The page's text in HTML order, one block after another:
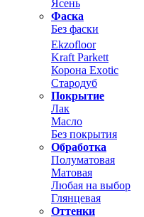
Ясень
Фаска
Без фаски
Ekzofloor
Kraft Parkett
Корона Exotic
Стародуб
Покрытие
Лак
Масло
Без покрытия
Обработка
Полуматовая
Матовая
Любая на выбор
Глянцевая
Оттенки